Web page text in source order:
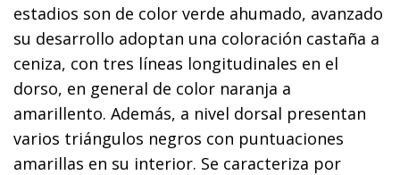
estadios son de color verde ahumado, avanzado
su desarrollo adoptan una coloración castaña a
ceniza, con tres líneas longitudinales en el
dorso, en general de color naranja a
amarillento. Además, a nivel dorsal presentan
varios triángulos negros con puntuaciones
amarillas en su interior. Se caracteriza por